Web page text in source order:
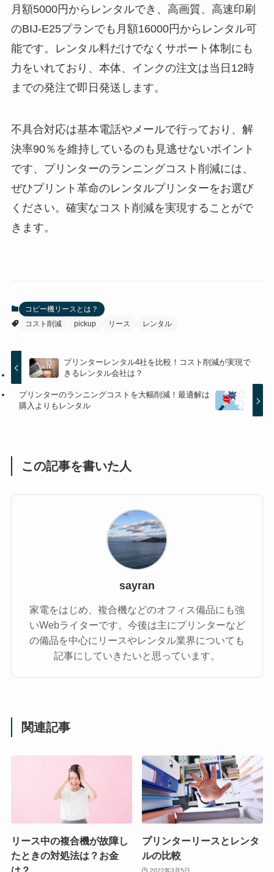
月額5000円からレンタルでき、高画質、高速印刷
のBIJ-E25プランでも月額16000円からレンタル可
能です。レンタル料だけでなくサポート体制にも
力をいれており、本体、インクの注文は当日12時
までの発注で即日発送します。
不具合対応は基本電話やメールで行っており、解
決率90％を維持しているのも見逃せないポイント
です、プリンターのランニングコスト削減には、
ぜひプリント革命のレンタルプリンターをお選び
ください。確実なコスト削減を実現することがで
きます。
コピー機リースとは？
コスト削減
pickup リース レンタル
プリンターレンタル4社を比較！コスト削減が実現で
きるレンタル会社は？
プリンターのランニングコストを大幅削減！最適解は
購入よりもレンタル
この記事を書いた人
sayran
家電をはじめ、複合機などのオフィス備品にも強
いWebライターです。今後は主にプリンターなど
の備品を中心にリースやレンタル業界についても
記事にしていきたいと思っています。
関連記事
リース中の複合機が故障し
たときの対処法は？お金
プリンターリースとレンタ
ルの比較
2022年3月5日